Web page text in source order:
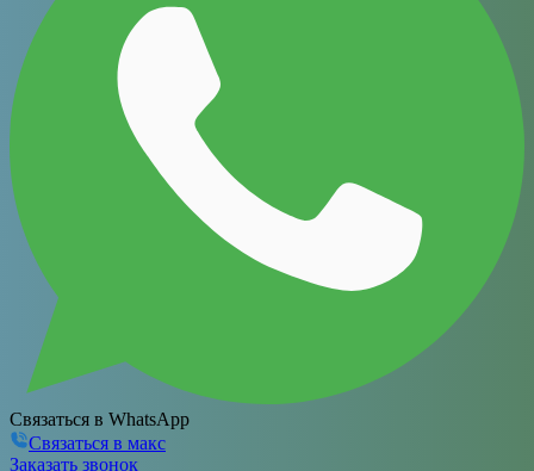
Связаться в WhatsApp
Связаться в макс
Заказать звонок